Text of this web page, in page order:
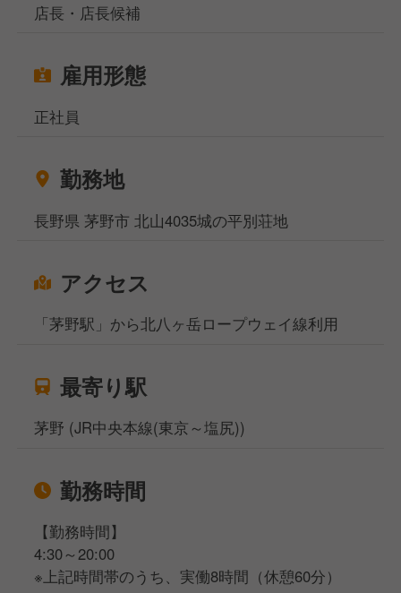
店長・店長候補
雇用形態
正社員
勤務地
長野県 茅野市 北山4035城の平別荘地
アクセス
「茅野駅」から北八ヶ岳ロープウェイ線利用
最寄り駅
茅野 (JR中央本線(東京～塩尻))
勤務時間
【勤務時間】
4:30～20:00
※上記時間帯のうち、実働8時間（休憩60分）